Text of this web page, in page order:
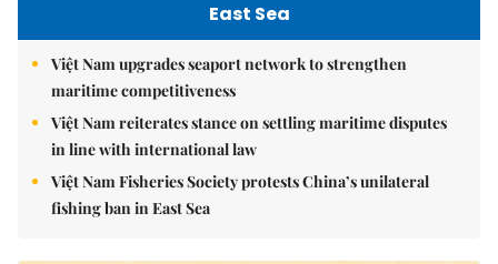
East Sea
Việt Nam upgrades seaport network to strengthen
maritime competitiveness
Việt Nam reiterates stance on settling maritime disputes
in line with international law
Việt Nam Fisheries Society protests China’s unilateral
fishing ban in East Sea